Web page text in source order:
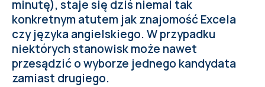
minutę), staje się dziś niemal tak
konkretnym atutem jak znajomość Excela
czy języka angielskiego. W przypadku
niektórych stanowisk może nawet
przesądzić o wyborze jednego kandydata
zamiast drugiego.